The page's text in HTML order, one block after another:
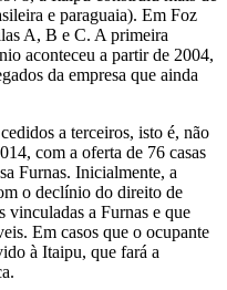
e paraguaia). Em Foz
A, B e C. A primeira
aconteceu a partir de 2004,
da empresa que ainda
a terceiros, isto é, não
com a oferta de 76 casas
Furnas. Inicialmente, a
o declínio do direito de
vinculadas a Furnas e que
Em casos que o ocupante
à Itaipu, que fará a